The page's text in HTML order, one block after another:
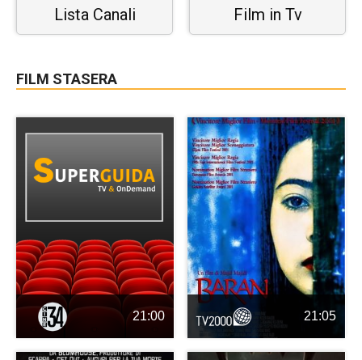
Lista Canali Film in Tv
FILM STASERA
21:00 21:05